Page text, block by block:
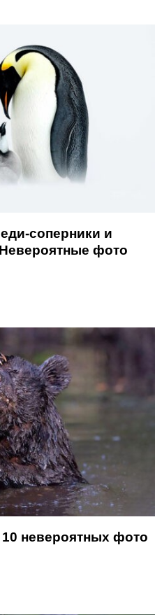
соперники и
фото
невероятных фото